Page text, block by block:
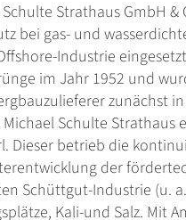
Strathaus GmbH
bei gas- und
Industrie
im Jahr 1952 und
zunächst
Schulte
Dieser betrieb die
der
Schüttgut-Industrie (u.
Kali-und Salz. Mit